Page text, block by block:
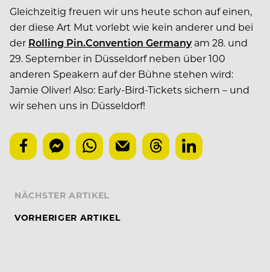
Gleichzeitig freuen wir uns ­heute schon auf einen,
der diese Art Mut vorlebt wie kein anderer und bei
der Rolling Pin.Con­vention Germanyam 28. und
29. September in Düsseldorf neben über 100
anderen Speakern auf der Bühne stehen wird:
Jamie Oliver! Also: Early-Bird-­Tickets sichern – und
wir sehen uns in Düsseldorf!
NÄCHSTER ARTIKEL
VORHERIGER ARTIKEL